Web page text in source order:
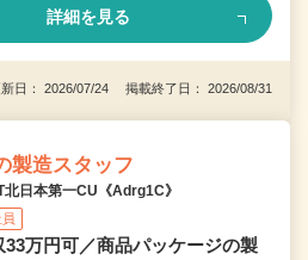
詳細を見る
日： 2026/07/24 掲載終了日： 2026/08/31
製造スタッフ
日本第一CU《Adrg1C》
万円可／商品パッケージの製